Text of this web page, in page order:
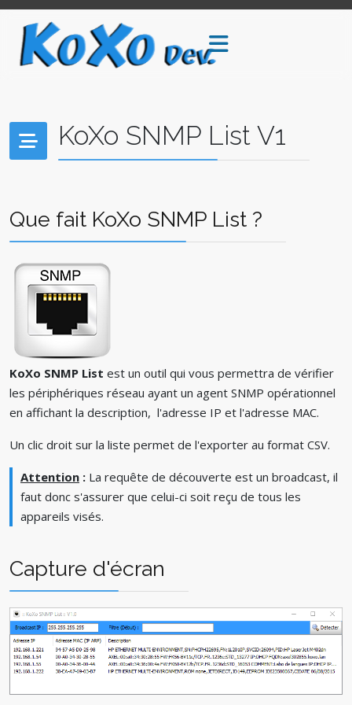
KoXo SNMP List V1
Que fait KoXo SNMP List ?
KoXo SNMP List est un outil qui vous permettra de vérifier
les périphériques réseau ayant un agent SNMP opérationnel
en affichant la description, l'adresse IP et l'adresse MAC.
Un clic droit sur la liste permet de l'exporter au format CSV.
Attention : La requête de découverte est un broadcast, il
faut donc s'assurer que celui-ci soit reçu de tous les
appareils visés.
Capture d'écran